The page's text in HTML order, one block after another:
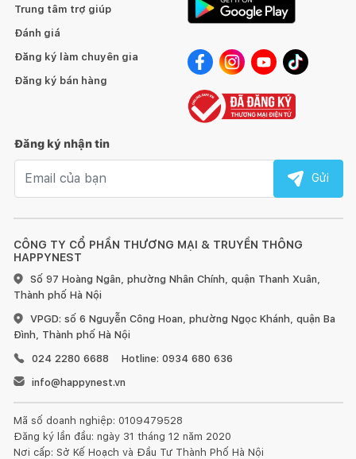
CÔNG TY CỔ PHẦN THƯƠNG MẠI & TRUYỀN THÔNG
HAPPYNEST
Số 97 Hoàng Ngân, phường Nhân Chính, quận Thanh Xuân,
Thành phố Hà Nội
VPGD: số 6 Nguyễn Công Hoan, phường Ngọc Khánh, quận Ba
Đình, Thành phố Hà Nội
024 2280 6688
Hotline: 0934 680 636
info@happynest.vn
Mã số doanh nghiệp: 0109479528
Đăng ký lần đầu: ngày 31 tháng 12 năm 2020
Nơi cấp: Sở Kế Hoạch và Đầu Tư Thành Phố Hà Nội
Trung tâm trợ giúp
Đánh giá
Đăng ký làm chuyên gia
Đăng ký bán hàng
Đăng ký nhận tin
Gửi